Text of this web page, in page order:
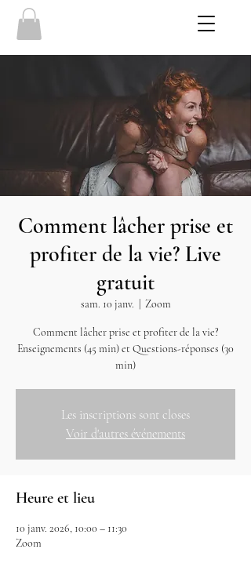
Comment lâcher prise et
profiter de la vie? Live
gratuit
sam. 10 janv. Zoom
Comment lâcher prise et profiter de la vie?
Enseignements (45 min) et Questions-réponses (30
min)
Les inscriptions sont closes
Voir d'autres événements
Heure et lieu
10 janv. 2026, 10:00 – 11:30
Zoom